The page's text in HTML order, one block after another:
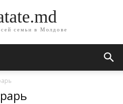
семьи в Молдове